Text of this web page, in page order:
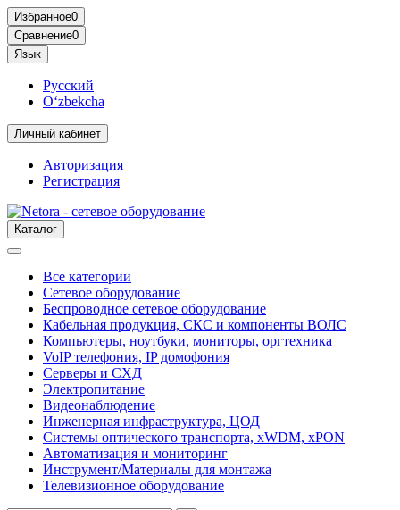
Избранное0
Сравнение0
Язык
Русский
O‘zbekcha
Личный кабинет
Авторизация
Регистрация
Каталог
Все категории
Сетевое оборудование
Беспроводное сетевое оборудование
Кабельная продукция, СКС и компоненты ВОЛС
Компьютеры, ноутбуки, мониторы, оргтехника
VoIP телефония, IP домофония
Серверы и СХД
Электропитание
Видеонаблюдение
Инженерная инфраструктура, ЦОД
Системы оптического транспорта, xWDM, xPON
Автоматизация и мониторинг
Инструмент/Материалы для монтажа
Телевизионное оборудование